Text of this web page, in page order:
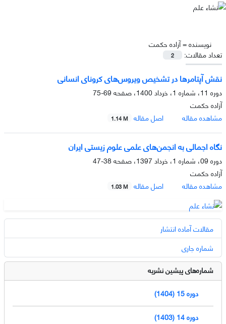
نویسنده =آزاده حکمت
تعداد مقالات:
2
نقش آپتامرها در تشخیص ویروس‌های کرونای انسانی
دوره 11، شماره 1، خرداد 1400، صفحه
69-75
آزاده حکمت
مشاهده مقاله
اصل مقاله 1.14 M
نگاه اجمالی به انجمن‌های علمی علوم زیستی ایران
دوره 09، شماره 1، خرداد 1397، صفحه
38-47
آزاده حکمت
مشاهده مقاله
اصل مقاله 1.03 M
مقالات آماده انتشار
شماره جاری
شماره‌های پیشین نشریه
دوره 15 (1404)
دوره 14 (1403)